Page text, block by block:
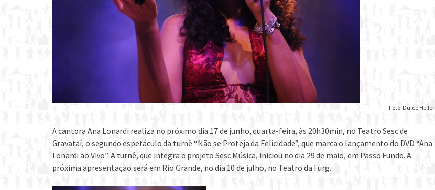
Foto: Dulce Helfer
A cantora Ana Lonardi realiza no próximo dia 17 de junho, quarta-feira, às 20h30min, no Teatro Sesc de
Gravataí, o segundo espetáculo da turnê “Não se Proteja da Felicidade”, que marca o lançamento do DVD “Ana
Lonardi ao Vivo”. A turnê, que integra o projeto Sesc Música, iniciou no dia 29 de maio, em Passo Fundo. A
próxima apresentação será em Rio Grande, no dia 10 de julho, no Teatro da Furg.